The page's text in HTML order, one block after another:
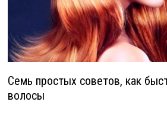
Семь простых советов, как
волосы